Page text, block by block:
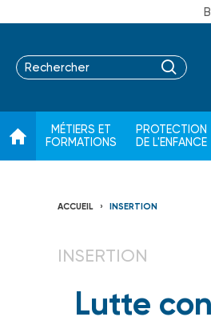
MÉTIERS ET
FORMATIONS
PROTECTION
DE L'ENFANCE
ACCUEIL INSERTION
INSERTION
Lutte